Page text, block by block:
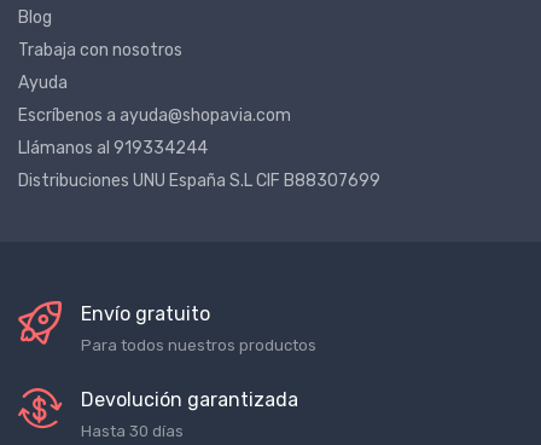
Blog
Trabaja con nosotros
Ayuda
Escríbenos a ayuda@shopavia.com
Llámanos al 919334244
Distribuciones UNU España S.L CIF B88307699
Envío gratuito
Para todos nuestros productos
Devolución garantizada
Hasta 30 días